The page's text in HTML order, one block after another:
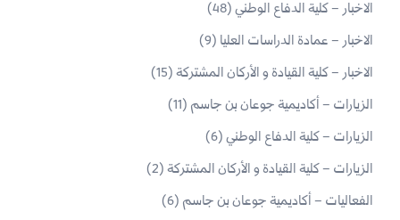
الاخبار – كلية الدفاع الوطني (48)
الاخبار – عمادة الدراسات العليا (9)
الاخبار – كلية القيادة و الأركان المشتركة (15)
الزيارات – أكاديمية جوعان بن جاسم (11)
الزيارات – كلية الدفاع الوطني (6)
الزيارات – كلية القيادة و الأركان المشتركة (2)
الفعاليات – أكاديمية جوعان بن جاسم (6)